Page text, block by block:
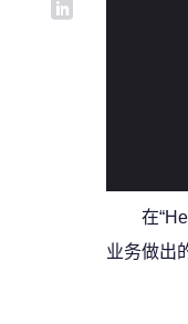
在
业务做出